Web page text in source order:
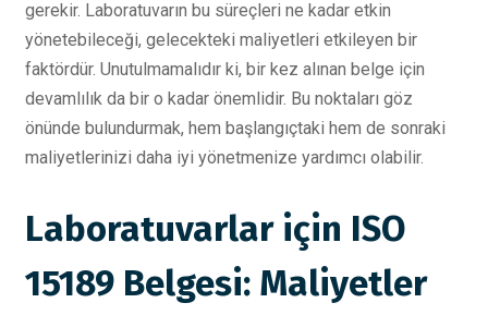
gerekir. Laboratuvarın bu süreçleri ne kadar etkin
yönetebileceği, gelecekteki maliyetleri etkileyen bir
faktördür. Unutulmamalıdır ki, bir kez alınan belge için
devamlılık da bir o kadar önemlidir. Bu noktaları göz
önünde bulundurmak, hem başlangıçtaki hem de sonraki
maliyetlerinizi daha iyi yönetmenize yardımcı olabilir.
Laboratuvarlar için ISO
15189 Belgesi: Maliyetler